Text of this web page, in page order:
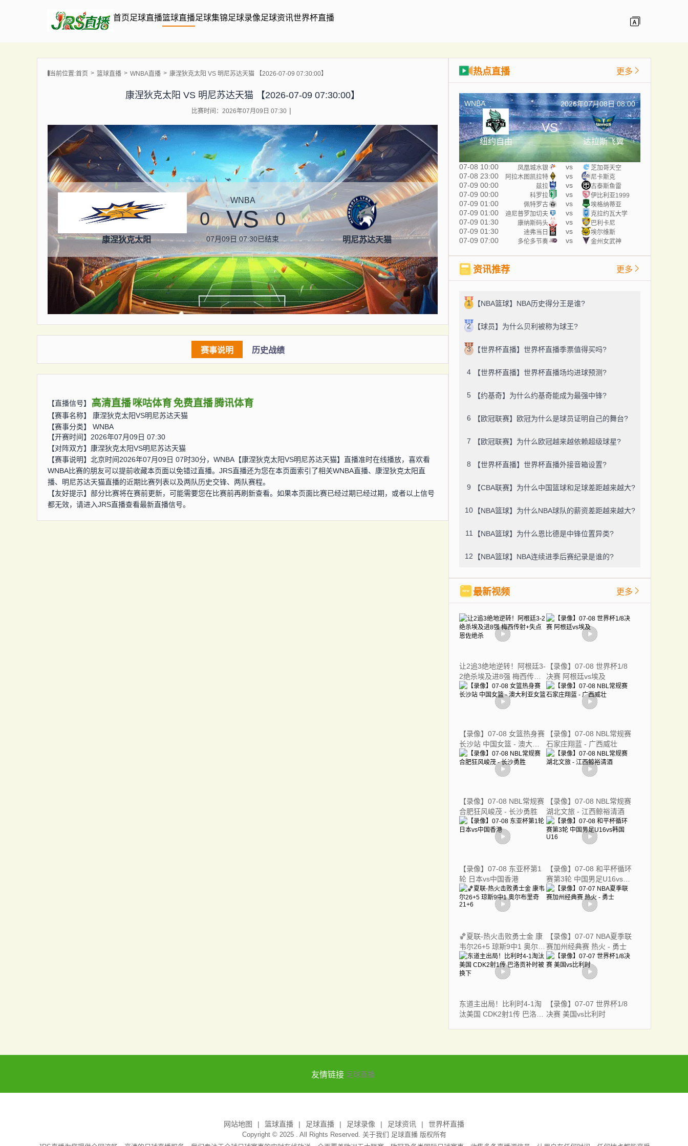
首页足球直播篮球直播足球集锦足球录像足球资讯世界杯直播
当前位置:首页 篮球直播 WNBA直播 康涅狄克太阳 VS 明尼苏达天猫 【2026-07-09 07:30:00】
康涅狄克太阳 VS 明尼苏达天猫 【2026-07-09 07:30:00】
比赛时间：2026年07月09日 07:30
康涅狄克太阳
WNBA
0 VS 0
07月09日 07:30已结束 明尼苏达天猫
赛事说明 历史战绩
【直播信号】 高清直播 咪咕体育 免费直播 腾讯体育
【赛事名称】 康涅狄克太阳VS明尼苏达天猫
【赛事分类】 WNBA
【开赛时间】2026年07月09日 07:30
【对阵双方】 康涅狄克太阳VS明尼苏达天猫
【赛事说明】北京时间2026年07月09日 07时30分，WNBA【康涅狄克太阳VS明尼苏达天猫】直播准时在线播放，喜欢看
WNBA比赛的朋友可以提前收藏本页面以免错过直播。JRS直播还为您在本页面索引了相关WNBA直播、康涅狄克太阳直
播、明尼苏达天猫直播的近期比赛列表以及两队历史交锋、两队赛程。
【友好提示】部分比赛将在赛前更新，可能需要您在比赛前再刷新查看。如果本页面比赛已经过期已经过期，或者以上信号
都无效，请进入JRS直播查看最新直播信号。
热点直播 更多
WNBA 2026年07月08日 08:00
纽约自由
VS
达拉斯飞翼
07-08 10:00 凤凰城水银 vs 芝加哥天空
07-08 23:00 阿拉木图凯拉特 vs 尼卡斯克
07-09 00:00 兹拉 vs 古泰斯鱼雷
07-09 00:00 科罗拉 vs 伊比利亚1999
07-09 01:00 佩特罗古 vs 埃格纳蒂亚
07-09 01:00 迪尼普罗加切夫 vs 克拉约瓦大学
07-09 01:30 康纳斯码头 vs 巴利卡尼
07-09 01:30 迪弗当日 vs 埃尔维斯
07-09 07:00 多伦多节奏 vs 金州女武神
资讯推荐 更多
1 【NBA篮球】NBA历史得分王是谁?
2 【球员】为什么贝利被称为球王?
3 【世界杯直播】世界杯直播季票值得买吗?
4 【世界杯直播】世界杯直播场均进球预测?
5 【约基奇】为什么约基奇能成为最强中锋?
6 【欧冠联赛】欧冠为什么是球员证明自己的舞台?
7 【欧冠联赛】为什么欧冠越来越依赖超级球星?
8 【世界杯直播】世界杯直播外接音箱设置?
9 【CBA联赛】为什么中国篮球和足球差距越来越大?
10 【NBA篮球】为什么NBA球队的薪资差距越来越大?
11 【NBA篮球】为什么恩比德是中锋位置异类?
12 【NBA篮球】NBA连续进季后赛纪录是谁的?
最新视频 更多
让2追3绝地逆转！阿根廷3-
2绝杀埃及进8强 梅西传射
+失点恩佐绝杀
【录像】07-08 世界杯1/8
决赛 阿根廷vs埃及
【录像】07-08 女篮热身赛
长沙站 中国女篮 - 澳大利
亚女篮
【录像】07-08 NBL常规赛
石家庄翔蓝 - 广西威壮
【录像】07-08 NBL常规赛
合肥狂风峻茂 - 长沙勇胜
【录像】07-08 NBL常规赛
湖北文旅 - 江西鲸裕清酒
【录像】07-08 东亚杯第1
轮 日本vs中国香港
【录像】07-08 和平杯循环
赛第3轮 中国男足U16vs韩
国U16
🏀夏联-热火击败勇士金 康
韦尔26+5 琼斯9中1 奥尔布
里奇21+6
【录像】07-07 NBA夏季联
赛加州经典赛 热火 - 勇士
东道主出局！比利时4-1淘
汰美国 CDK2射1传 巴洛贡
【录像】07-07 世界杯1/8
决赛 美国vs比利时
友情链接 足球直播
网站地图 篮球直播 足球直播 足球录像 足球资讯 世界杯直播
Copyright © 2025 . All Rights Reserved. 关于我们 足球直播版权所有